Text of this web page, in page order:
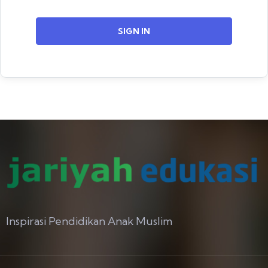
SIGN IN
Inspirasi Pendidikan Anak Muslim